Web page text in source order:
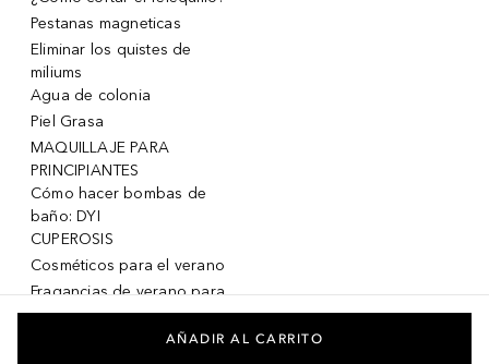
Pestanas magneticas
Eliminar los quistes de
miliums
Agua de colonia
Piel Grasa
MAQUILLAJE PARA
PRINCIPIANTES
Cómo hacer bombas de
baño: DYI
CUPEROSIS
Cosméticos para el verano
Fragancias de verano para
mujeres
Fragancias de verano paraAÑADIR AL CARRITO